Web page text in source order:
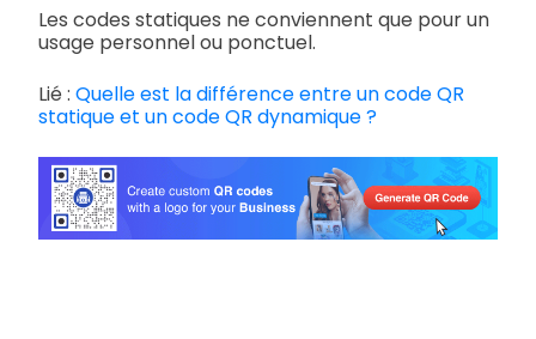
Les codes statiques ne conviennent que pour un
usage personnel ou ponctuel.
Lié : Quelle est la différence entre un code QR
statique et un code QR dynamique ?